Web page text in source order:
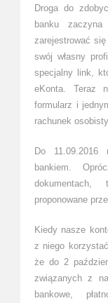
Droga do
banku
zarejestrować
swój własny
specjalny link,
eKonta. Teraz
formularz i
rachunek
Do
bankiem.
proponowane
Kiedy nasze
z niego
że do 2
związanych z
bankowe,